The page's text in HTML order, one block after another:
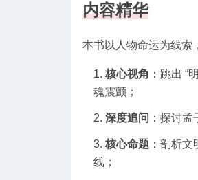
内容精华
本书以人物命运为线索
核心视角 ：跳出 “
魂震颤；
深度追问 ：探讨
核心命题 ：剖析
线；